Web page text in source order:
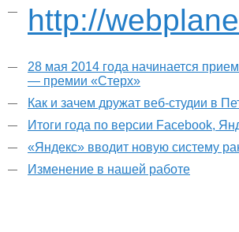
http://
28 мая 2014 года начинается
— премии «Стерх»
Как и зачем дружат веб-студии в
Итоги года по версии Facebook,
«Яндекс» вводит новую систему
Изменение в нашей работе